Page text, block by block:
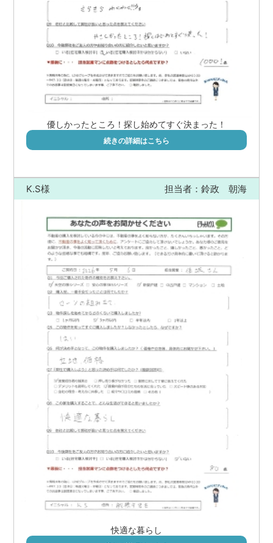
優しかったところ！探し始めてすぐ決まった！
続きの詳細はこちら
K.S様 担当者：鈴政 朝海
快適な暮らし